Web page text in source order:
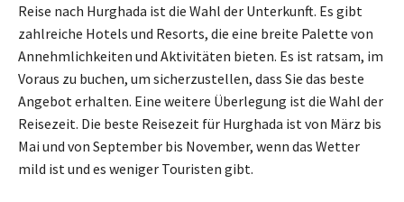
Reise nach Hurghada ist die Wahl der Unterkunft. Es gibt
zahlreiche Hotels und Resorts, die eine breite Palette von
Annehmlichkeiten und Aktivitäten bieten. Es ist ratsam, im
Voraus zu buchen, um sicherzustellen, dass Sie das beste
Angebot erhalten. Eine weitere Überlegung ist die Wahl der
Reisezeit. Die beste Reisezeit für Hurghada ist von März bis
Mai und von September bis November, wenn das Wetter
mild ist und es weniger Touristen gibt.